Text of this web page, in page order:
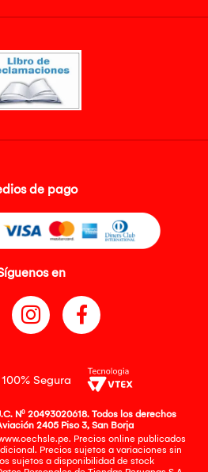
de pago
en
Segura
Nº 20493020618. Todos los derechos
2405 Piso 3, San Borja
Precios online publicados
Precios sujetos a variaciones sin
sujetos a disponibilidad de stock